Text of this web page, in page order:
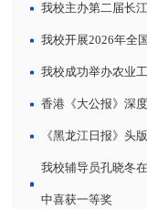
我校主办第二届长
我校开展2026年全
我校成功举办农业
香港《大公报》深
《黑龙江日报》头
我校辅导员孔晓冬
中喜获一等奖